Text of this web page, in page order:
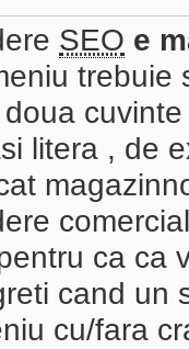
SEO e
trebuie
litera , de
ca ca
cand un
cu/fara